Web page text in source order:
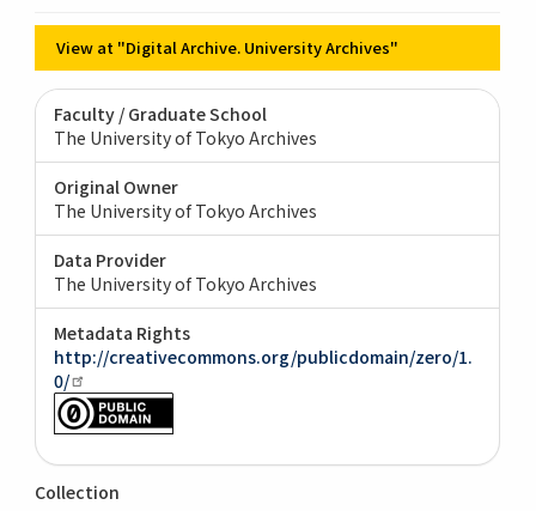
View at "Digital Archive. University Archives"
Faculty / Graduate School
The University of Tokyo Archives
Original Owner
The University of Tokyo Archives
Data Provider
The University of Tokyo Archives
Metadata Rights
http://creativecommons.org/publicdomain/zero/1.
0/
Collection